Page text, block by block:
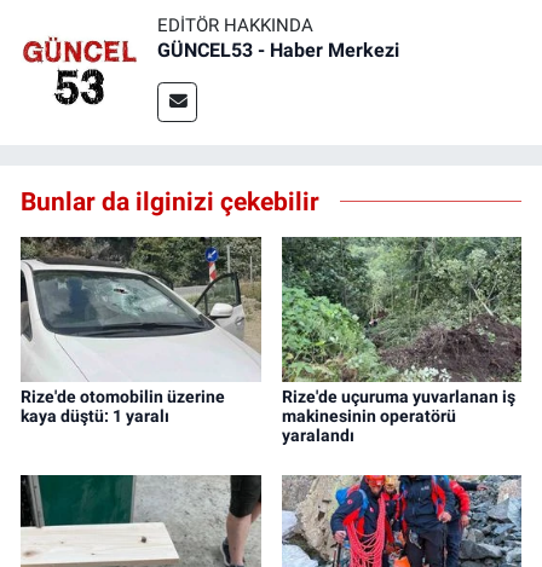
EDITÖR HAKKINDA
GÜNCEL53 - Haber Merkezi
Bunlar da ilginizi çekebilir
Rize'de otomobilin üzerine
kaya düştü: 1 yaralı
Rize'de uçuruma yuvarlanan iş
makinesinin operatörü
yaralandı